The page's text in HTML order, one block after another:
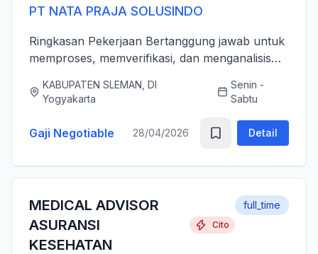
PT NATA PRAJA SOLUSINDO
Ringkasan Pekerjaan Bertanggung jawab untuk
memproses, memverifikasi, dan menganalisis
dan rawat jalan) secara akurat, tepat waktu,
serta sesuai dengan ...
KABUPATEN SLEMAN, DI
Yogyakarta
Senin -
Sabtu
Gaji Negotiable 28/04/2026 Detail
MEDICAL ADVISOR
ASURANSI
KESEHATAN
Cito
full_time